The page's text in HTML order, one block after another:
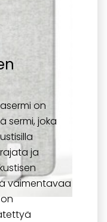
on
sermi, joka
ja
vaimentavaa